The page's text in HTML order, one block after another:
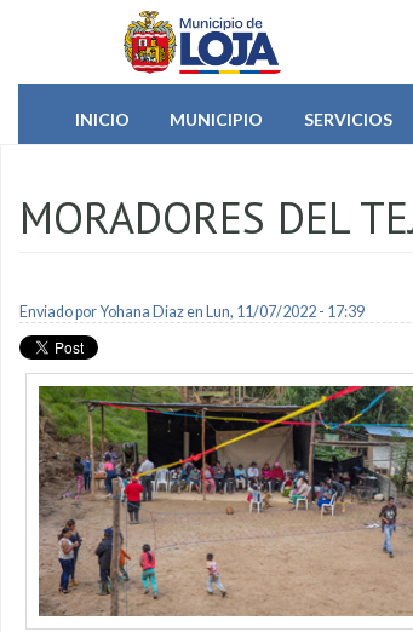
Pasar al contenido principal
INICIO
MUNICIPIO SERVICIOS
MORADORES DEL
Enviado porYohana Diazen Lun, 11/07/2022 - 17:39